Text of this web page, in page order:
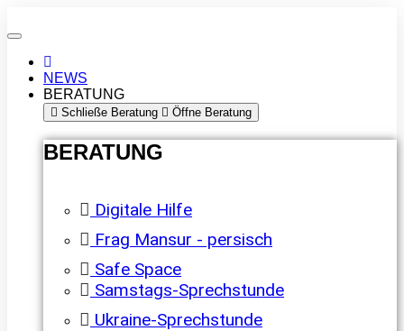
NEWS
BERATUNG
Schließe Beratung Öffne Beratung
BERATUNG
Digitale Hilfe
Frag Mansur - persisch
Safe Space
Samstags-Sprechstunde
Ukraine-Sprechstunde